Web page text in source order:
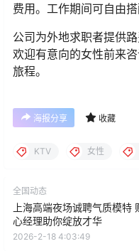
费用。工作期间可自由
公司为外地求职者提供
欢迎有意向的女性前来
旅程。
海报分享 收藏
KTV 女性
全国动态
上海高端夜场诚聘气质模特
心经理助你绽放才华
2026-2-18 4:03:49